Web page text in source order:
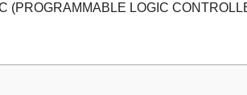
(PROGRAMMABLE LOGIC